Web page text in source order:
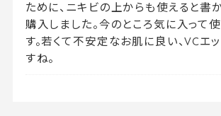
ために、ニキビの上からも使えると書
購入しました。今のところ気に入って
す。若くて不安定なお肌に良い、VCエ
すね。